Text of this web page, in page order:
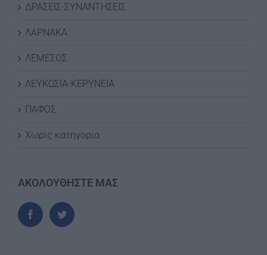
ΔΡΑΣΕΙΣ-ΣΥΝΑΝΤΗΣΕΙΣ
ΛΑΡΝΑΚΑ
ΛΕΜΕΣΟΣ
ΛΕΥΚΩΣΙΑ-ΚΕΡΥΝΕΙΑ
ΠΑΦΟΣ
Χωρίς κατηγορία
ΑΚΟΛΟΥΘΗΣΤΕ ΜΑΣ